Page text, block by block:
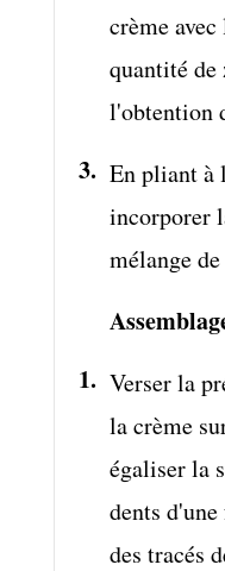
crème
quantité de
l'obtention
En pliant à
incorporer
mélange
Verser la
la crème
égaliser la
dents
des tracés